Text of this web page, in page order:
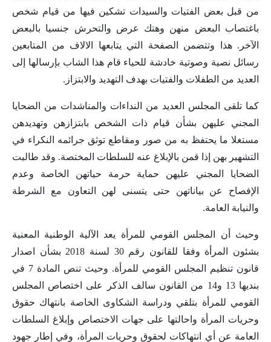
من قبل بعض الفتيات والسيدات تشكين فيها من قيام شخص
باغتصاب البعض منهن وهتك عرض والتحرش جنسيا بالبعض
الآخر. هذا وتتضمن الصفحة التي يتابعها الالاف من المتابعين
رسائل نصية وصوتية خادشة للحياء قام هذا الشاب بإرسالها إلى
العديد من الطفلات والفتيات بهدف التهديد والابتزاز.
كما تلقى المجلس العديد من النداءات والمناشدات من الضحايا
المجني عليهن بشأن قيام ذات الشخص بابتزازهن وتهديدهن
مستغلا ما يحتفظ به من صور ومقاطع توثق جرائمه النكراء في
التشهير بهن إذا قمن بالإبلاغ عنه للسلطات المختصة. وقد طالبت
الضحايا المجني عليهن حماية حرمة حياتهن الخاصة وعدم
الإفصاح عن بياناتهن حتى يتسنى لهن التعاون مع الشرطة
والنيابة العامة.
وحيث أن المجلس القومي للمرأة يعد الآلية الوطنية المعنية
بشئون المرأة وفقا للقانون رقم 30 لسنة 2018 بشأن اصدار
قانون تنظيم المجلس القومي للمرأة. وحيث تنص المادة 7 في
بنديها 13 و14 من القانون سالف الذكر على اختصاص المجلس
القومي للمرأة بتلقي ودراسة الشكاوى الخاصة بانتهاك حقوق
وحريات المرأة واحالتها على جهات الاختصاص وإبلاغ السلطات
العامة عن أي انتهاكات لحقوق وحريات المرأة، وفي إطار جهود